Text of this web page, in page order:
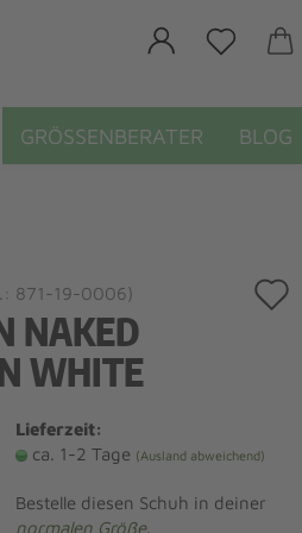
GRÖSSENBERATER BLOG
871-19-0006)
NAKED
WHITE
Lieferzeit:
ca. 1-2 Tage (Ausland abweichend)
Bestelle diesen Schuh in deiner
normalen Größe.